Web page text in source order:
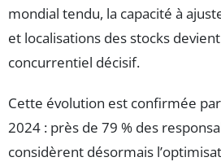
mondial tendu, la capacité à
et localisations des stocks
concurrentiel décisif.
Cette évolution est confirmée
2024 : près de 79 % des
considèrent désormais